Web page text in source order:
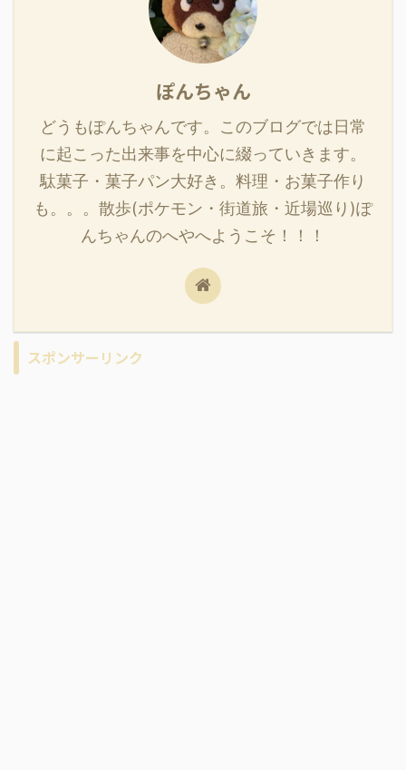
ぽんちゃん
どうもぽんちゃんです。このブログでは日常
に起こった出来事を中心に綴っていきます。
駄菓子・菓子パン大好き。料理・お菓子作り
も。。。散歩(ポケモン・街道旅・近場巡り)ぽ
んちゃんのへやへようこそ！！！
スポンサーリンク